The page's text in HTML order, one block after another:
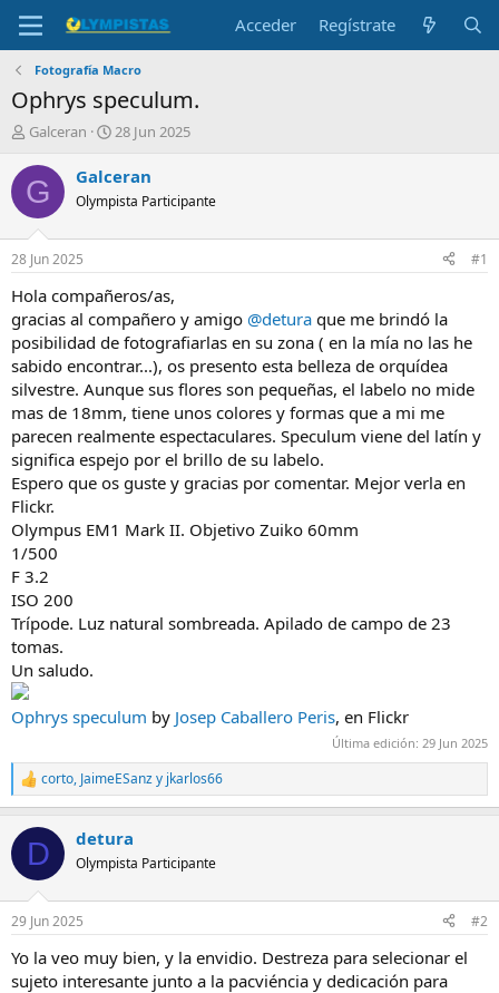
Acceder Regístrate
Fotografía Macro
Ophrys speculum.
I
i
c
a
d
o
r
e
l
t
e
m
a
Galceran
F
c
h
a
i
n
c
i
o
28 Jun 2025
G Galceran
Olympista Participante
28 Jun 2025 #1
Hola compañeros/as,
gracias al compañero y amigo @detura que me brindó la
posibilidad de fotografiarlas en su zona ( en la mía no las he
sabido encontrar...), os presento esta belleza de orquídea
silvestre. Aunque sus flores son pequeñas, el labelo no mide
mas de 18mm, tiene unos colores y formas que a mi me
parecen realmente espectaculares. Speculum viene del latín y
significa espejo por el brillo de su labelo.
Espero que os guste y gracias por comentar. Mejor verla en
Flickr.
Olympus EM1 Mark II. Objetivo Zuiko 60mm
1/500
F 3.2
ISO 200
Trípode. Luz natural sombreada. Apilado de campo de 23
tomas.
Un saludo.
Ophrys speculum by Josep Caballero Peris, en Flickr
Última edición: 29 Jun 2025
R
e
c
i
e
:
corto, JaimeESanzy jkarlos66
D detura
Olympista Participante
29 Jun 2025 #2
Yo la veo muy bien, y la envidio. Destreza para selecionar el
sujeto interesante junto a la pacviéncia y dedicación para